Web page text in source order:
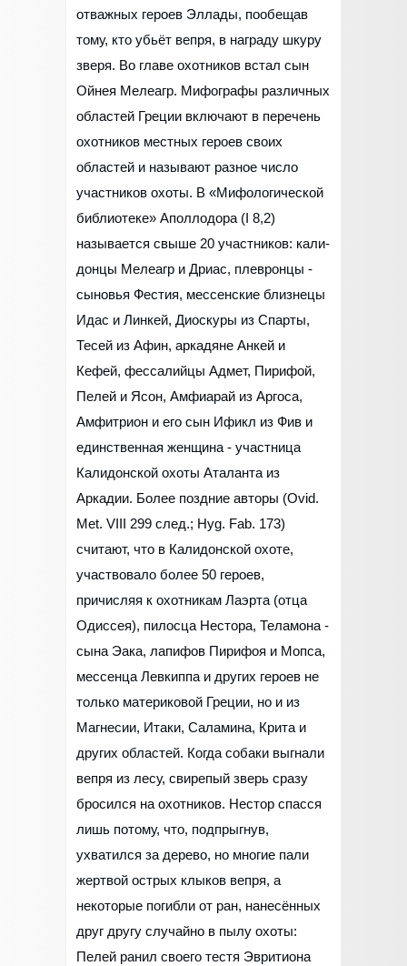
отважных героев Эллады, пообещав
тому, кто убьёт вепря, в награду шкуру
зверя. Во главе охотников встал сын
Ойнея Мелеагр. Мифографы различных
областей Греции включают в перечень
охотников местных героев своих
областей и называют разное число
участников охоты. В «Мифологической
библиотеке» Аполлодора (I 8,2)
называется свыше 20 участников: кали-
донцы Мелеагр и Дриас, плевронцы -
сыновья Фестия, мессенские близнецы
Идас и Линкей, Диоскуры из Спарты,
Тесей из Афин, аркадяне Анкей и
Кефей, фессалийцы Адмет, Пирифой,
Пелей и Ясон, Амфиарай из Аргоса,
Амфитрион и его сын Ификл из Фив и
единственная женщина - участница
Калидонской охоты Аталанта из
Аркадии. Более поздние авторы (Ovid.
Met. VIII 299 след.; Hyg. Fab. 173)
считают, что в Калидонской охоте,
участвовало более 50 героев,
причисляя к охотникам Лаэрта (отца
Одиссея), пилосца Нестора, Теламона -
сына Эака, лапифов Пирифоя и Мопса,
мессенца Левкиппа и других героев не
только материковой Греции, но и из
Магнесии, Итаки, Саламина, Крита и
других областей. Когда собаки выгнали
вепря из лесу, свирепый зверь сразу
бросился на охотников. Нестор спасся
лишь потому, что, подпрыгнув,
ухватился за дерево, но многие пали
жертвой острых клыков вепря, а
некоторые погибли от ран, нанесённых
друг другу случайно в пылу охоты:
Пелей ранил своего тестя Эвритиона